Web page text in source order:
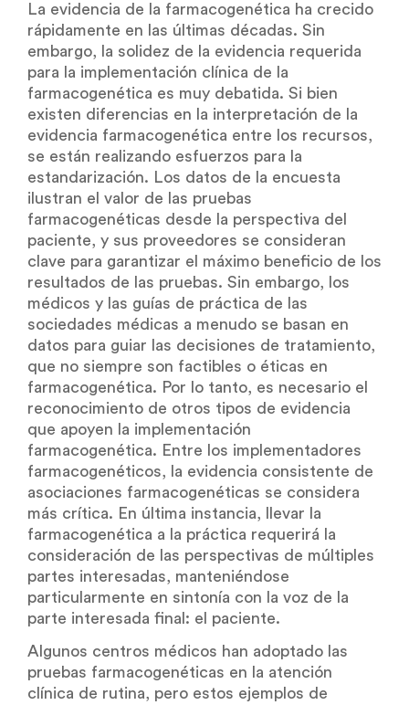
La evidencia de la farmacogenética ha crecido
rápidamente en las últimas décadas. Sin
embargo, la solidez de la evidencia requerida
para la implementación clínica de la
farmacogenética es muy debatida. Si bien
existen diferencias en la interpretación de la
evidencia farmacogenética entre los recursos,
se están realizando esfuerzos para la
estandarización. Los datos de la encuesta
ilustran el valor de las pruebas
farmacogenéticas desde la perspectiva del
paciente, y sus proveedores se consideran
clave para garantizar el máximo beneficio de los
resultados de las pruebas. Sin embargo, los
médicos y las guías de práctica de las
sociedades médicas a menudo se basan en
datos para guiar las decisiones de tratamiento,
que no siempre son factibles o éticas en
farmacogenética. Por lo tanto, es necesario el
reconocimiento de otros tipos de evidencia
que apoyen la implementación
farmacogenética. Entre los implementadores
farmacogenéticos, la evidencia consistente de
asociaciones farmacogenéticas se considera
más crítica. En última instancia, llevar la
farmacogenética a la práctica requerirá la
consideración de las perspectivas de múltiples
partes interesadas, manteniéndose
particularmente en sintonía con la voz de la
parte interesada final: el paciente.
Algunos centros médicos han adoptado las
pruebas farmacogenéticas en la atención
clínica de rutina, pero estos ejemplos de